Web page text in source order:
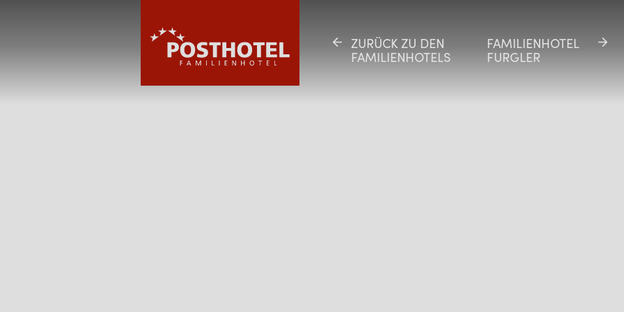
ZURÜCK ZU DEN
FAMILIENHOTELS
FAMILIENHOTEL
FURGLER
ZURÜCK ZU DEN
FAMILIENHOTELS
FAMILIENHOTEL
FURGLER